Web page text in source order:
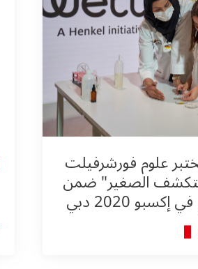
علوم فورشرفيلت
الصغير" ضمن
2020 دبي